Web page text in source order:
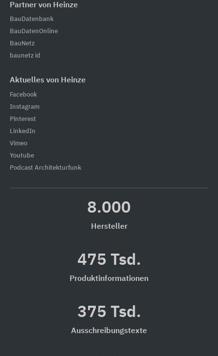
Partner von Heinze
BauDatenbank
BauDatenOnline
BauNetz
baunetz id
Aktuelles von Heinze
Facebook
Instagram
Pinterest
LinkedIn
Vimeo
Youtube
Podcast Architekturfunk
8.000
Hersteller
475 Tsd.
Produktinformationen
375 Tsd.
Ausschreibungstexte